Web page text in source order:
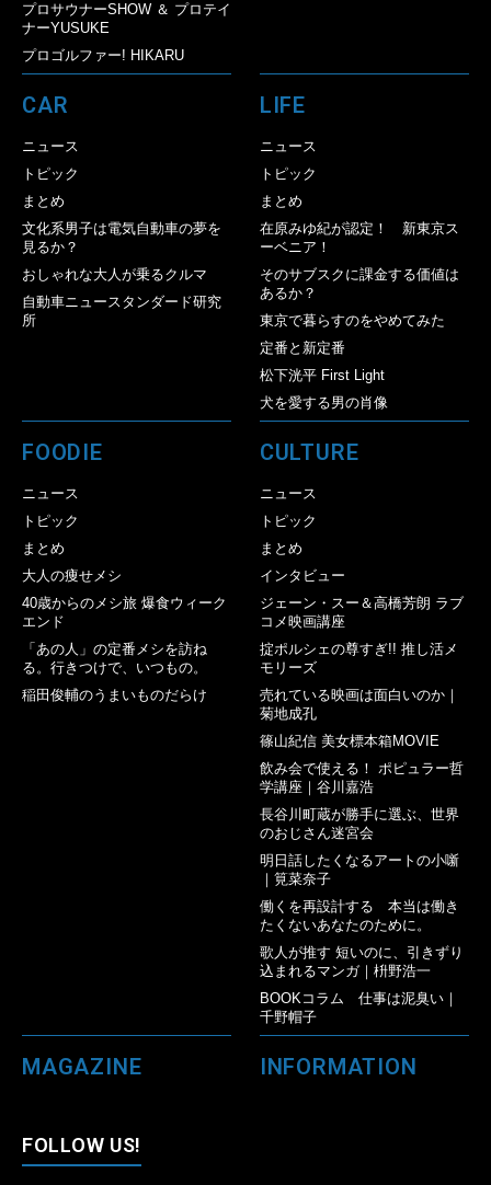
プロサウナーSHOW ＆ プロテイ
ナーYUSUKE
プロゴルファー! HIKARU
CAR
ニュース
トピック
まとめ
文化系男子は電気自動車の夢を
見るか？
おしゃれな大人が乗るクルマ
自動車ニュースタンダード研究
所
LIFE
ニュース
トピック
まとめ
在原みゆ紀が認定！ 新東京ス
ーベニア！
そのサブスクに課金する価値は
あるか？
東京で暮らすのをやめてみた
定番と新定番
松下洸平 First Light
犬を愛する男の肖像
FOODIE
ニュース
トピック
まとめ
大人の痩せメシ
40歳からのメシ旅 爆食ウィーク
エンド
「あの人」の定番メシを訪ね
る。行きつけで、いつもの。
稲田俊輔のうまいものだらけ
CULTURE
ニュース
トピック
まとめ
インタビュー
ジェーン・スー＆高橋芳朗 ラブ
コメ映画講座
掟ポルシェの尊すぎ!! 推し活メ
モリーズ
売れている映画は面白いのか｜
菊地成孔
篠山紀信 美女標本箱MOVIE
飲み会で使える！ ポピュラー哲
学講座｜谷川嘉浩
長谷川町蔵が勝手に選ぶ、世界
のおじさん迷宮会
明日話したくなるアートの小噺
｜筧菜奈子
働くを再設計する 本当は働き
たくないあなたのために。
歌人が推す 短いのに、引きずり
込まれるマンガ｜枡野浩一
BOOKコラム 仕事は泥臭い｜
千野帽子
MAGAZINE INFORMATION
FOLLOW US!